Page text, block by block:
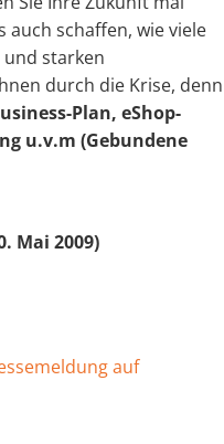
auch schaffen, wie viele
starken
durch die Krise, denn
Plan, eShop-
u.v.m (Gebundene
Mai 2009)
auf